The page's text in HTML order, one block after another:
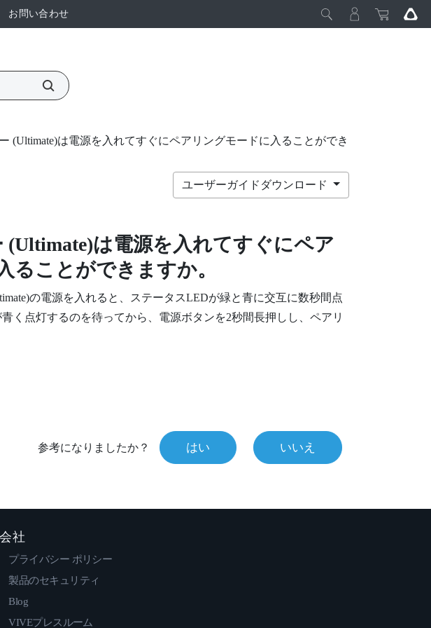
お問い合わせ
(Ultimate)は電源を入れてすぐにペアリングモードに入ることができ
ユーザーガイドダウンロード
は電源を入れてすぐにペア
ることができますか。
の電源を入れると、ステータスLEDが緑と青に交互に数秒間点
く点灯するのを待ってから、 電源ボタンを2秒間長押しし、ペアリ
参考になりましたか？ はい いいえ
会社
プライバシー ポリシー
製品のセキュリティ
Blog
VIVEプレスルーム